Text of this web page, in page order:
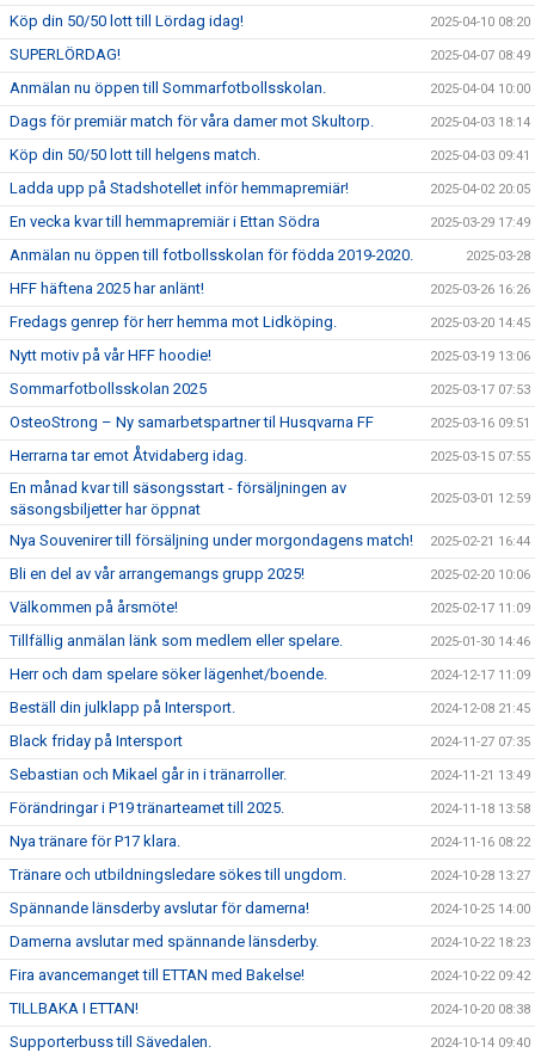
Köp din 50/50 lott till Lördag idag! 2025-04-10 08:20
SUPERLÖRDAG! 2025-04-07 08:49
Anmälan nu öppen till Sommarfotbollsskolan. 2025-04-04 10:00
Dags för premiär match för våra damer mot Skultorp. 2025-04-03 18:14
Köp din 50/50 lott till helgens match. 2025-04-03 09:41
Ladda upp på Stadshotellet inför hemmapremiär! 2025-04-02 20:05
En vecka kvar till hemmapremiär i Ettan Södra 2025-03-29 17:49
Anmälan nu öppen till fotbollsskolan för födda 2019-2020. 2025-03-28
HFF häftena 2025 har anlänt! 2025-03-26 16:26
Fredags genrep för herr hemma mot Lidköping. 2025-03-20 14:45
Nytt motiv på vår HFF hoodie! 2025-03-19 13:06
Sommarfotbollsskolan 2025 2025-03-17 07:53
OsteoStrong – Ny samarbetspartner til Husqvarna FF 2025-03-16 09:51
Herrarna tar emot Åtvidaberg idag. 2025-03-15 07:55
En månad kvar till säsongsstart - försäljningen av
säsongsbiljetter har öppnat
2025-03-01 12:59
Nya Souvenirer till försäljning under morgondagens match! 2025-02-21 16:44
Bli en del av vår arrangemangs grupp 2025! 2025-02-20 10:06
Välkommen på årsmöte! 2025-02-17 11:09
Tillfällig anmälan länk som medlem eller spelare. 2025-01-30 14:46
Herr och dam spelare söker lägenhet/boende. 2024-12-17 11:09
Beställ din julklapp på Intersport. 2024-12-08 21:45
Black friday på Intersport 2024-11-27 07:35
Sebastian och Mikael går in i tränarroller. 2024-11-21 13:49
Förändringar i P19 tränarteamet till 2025. 2024-11-18 13:58
Nya tränare för P17 klara. 2024-11-16 08:22
Tränare och utbildningsledare sökes till ungdom. 2024-10-28 13:27
Spännande länsderby avslutar för damerna! 2024-10-25 14:00
Damerna avslutar med spännande länsderby. 2024-10-22 18:23
Fira avancemanget till ETTAN med Bakelse! 2024-10-22 09:42
TILLBAKA I ETTAN! 2024-10-20 08:38
Supporterbuss till Sävedalen. 2024-10-14 09:40